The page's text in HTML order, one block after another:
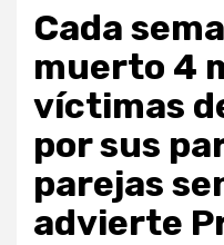
Cada
muerto 4
víctimas
por sus
parejas
advierte